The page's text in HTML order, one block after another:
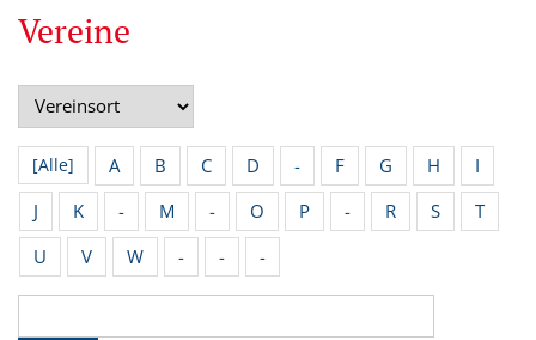
Vereine
[Alle] A B C D - F G H
I
J
K - M - O P - R S
T
U
V W - - -